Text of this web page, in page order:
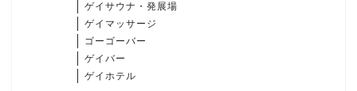
ゲイサウナ・発展場
ゲイマッサージ
ゴーゴーバー
ゲイバー
ゲイホテル